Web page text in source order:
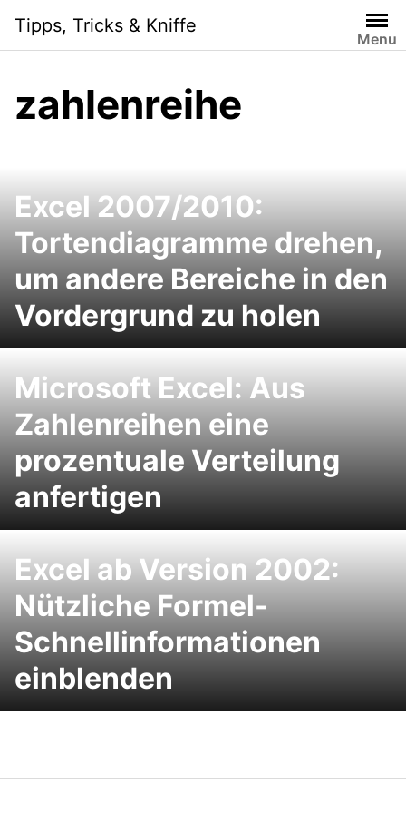
content
Tipps, Tricks & Kniffe
Menu
zahlenreihe
Excel 2007/2010:
Tortendiagramme drehen,
um andere Bereiche in den
Vordergrund zu holen
Microsoft Excel: Aus
Zahlenreihen eine
prozentuale Verteilung
anfertigen
Excel ab Version 2002:
Nützliche Formel-
Schnellinformationen
einblenden